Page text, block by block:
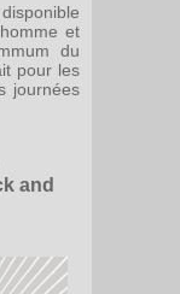
et
du
pour les
journées
and